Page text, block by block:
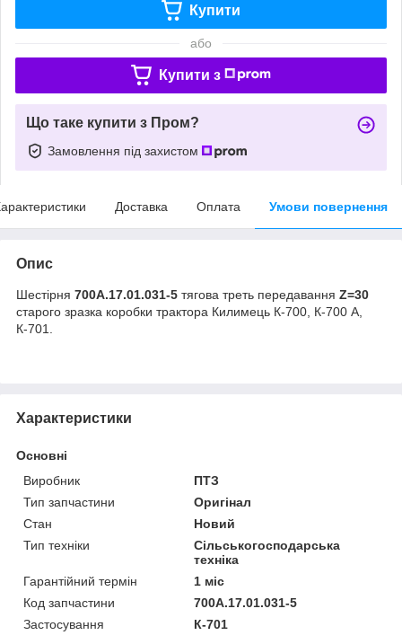
Купити
або
Купити з
Що таке купити з Пром?
Замовлення під захистом
Доставка Оплата Умови повернення
Опис
Шестірня 700А.17.01.031-5 тягова треть передавання Z=30
старого зразка коробки трактора Килимець К-700, К-700 А,
К-701.
Характеристики
Основні
Виробник
ПТЗ
Тип запчастини
Оригінал
Стан
Новий
Тип техніки
Сільськогосподарська
техніка
Гарантійний термін
1 міс
Код запчастини
700А.17.01.031-5
Застосування
К-701